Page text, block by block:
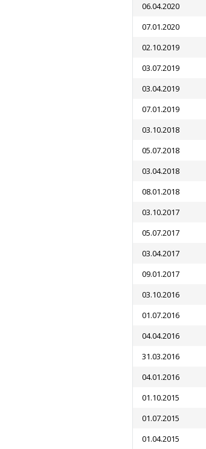
06.04.2020
07.01.2020
02.10.2019
03.07.2019
03.04.2019
07.01.2019
03.10.2018
05.07.2018
03.04.2018
08.01.2018
03.10.2017
05.07.2017
03.04.2017
09.01.2017
03.10.2016
01.07.2016
04.04.2016
31.03.2016
04.01.2016
01.10.2015
01.07.2015
01.04.2015